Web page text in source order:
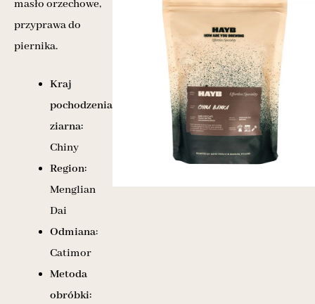
masło orzechowe,
przyprawa do
piernika.
Kraj
pochodzenia
ziarna:
Chiny
Region:
Menglian
Dai
Odmiana:
Catimor
Metoda
obróbki: